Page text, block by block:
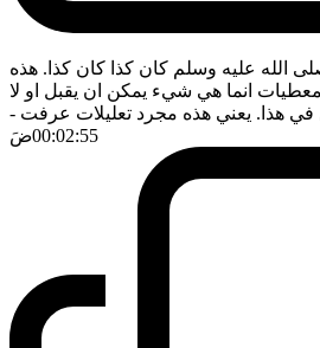
الله عليه وسلم كان كذا كان كذا. هذه
انما هي شيء يمكن ان يقبل او لا
في هذا. يعني هذه مجرد تعليلات عرفت -
00:02:55ضَ